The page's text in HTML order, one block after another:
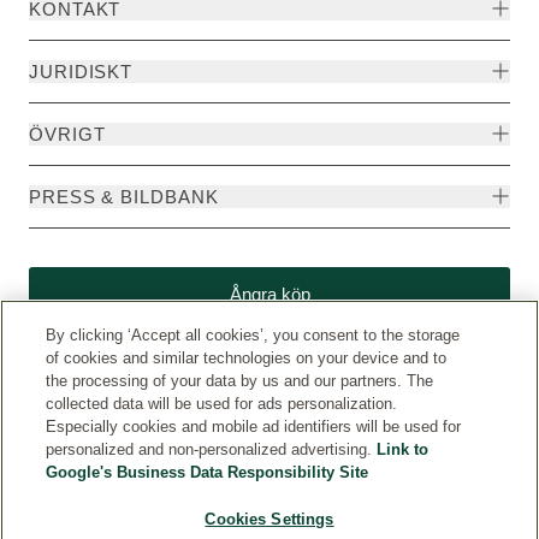
KONTAKT
JURIDISKT
ÖVRIGT
PRESS & BILDBANK
Ångra köp
By clicking ‘Accept all cookies’, you consent to the storage
of cookies and similar technologies on your device and to
the processing of your data by us and our partners. The
collected data will be used for ads personalization.
Especially cookies and mobile ad identifiers will be used for
personalized and non-personalized advertising. Link to
Google's Business Data Responsibility Site
Cookies Settings